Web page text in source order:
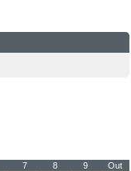
7 8 9
Out